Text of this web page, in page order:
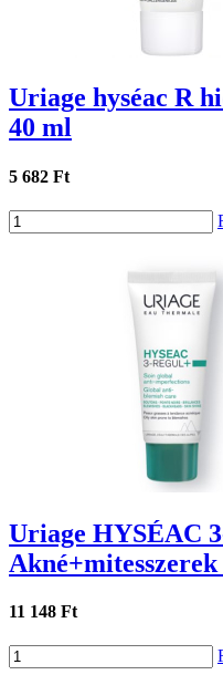
Uriage hyséac R
40 ml
5 682 Ft
Uriage HYSÉAC
Akné+mitesszerek
11 148 Ft